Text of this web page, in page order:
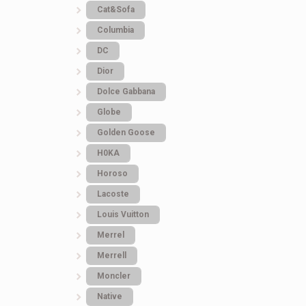
Cat&Sofa
Columbia
DC
Dior
Dolce Gabbana
Globe
Golden Goose
H0KA
Horoso
Lacoste
Louis Vuitton
Merrel
Merrell
Moncler
Native